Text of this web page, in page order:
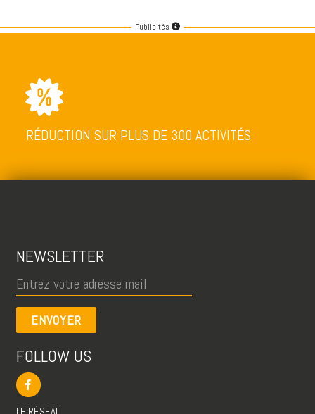
Publicités
RÉDUCTION SUR PLUS DE 300 ACTIVITÉS
NEWSLETTER
ENVOYER
FOLLOW US
LE RÉSEAU